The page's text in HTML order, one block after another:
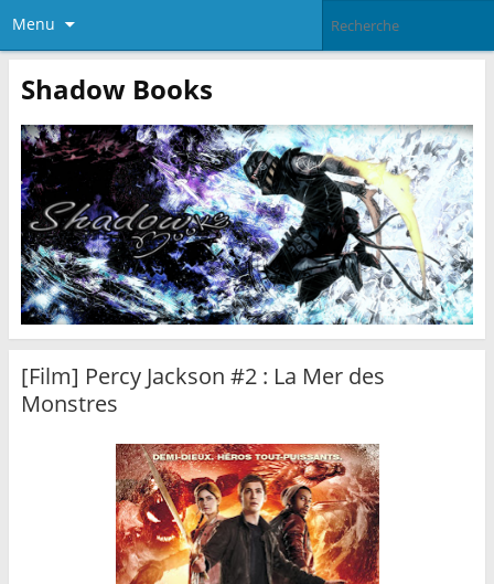
Menu
Shadow Books
[Film] Percy Jackson #2 : La Mer des
Monstres